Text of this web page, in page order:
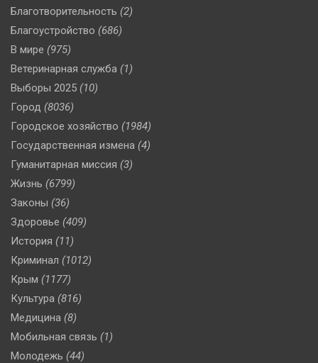
Благотворительность (2)
Благоустройство (686)
В мире (975)
Ветеринарная служба (1)
Выборы 2025 (10)
Город (8036)
Городское хозяйство (1984)
Государственная измена (4)
Гуманитарная миссия (3)
Жизнь (6799)
Законы (36)
Здоровье (409)
История (11)
Криминал (1012)
Крым (1177)
Культура (816)
Медицина (8)
Мобильная связь (1)
Молодежь (44)